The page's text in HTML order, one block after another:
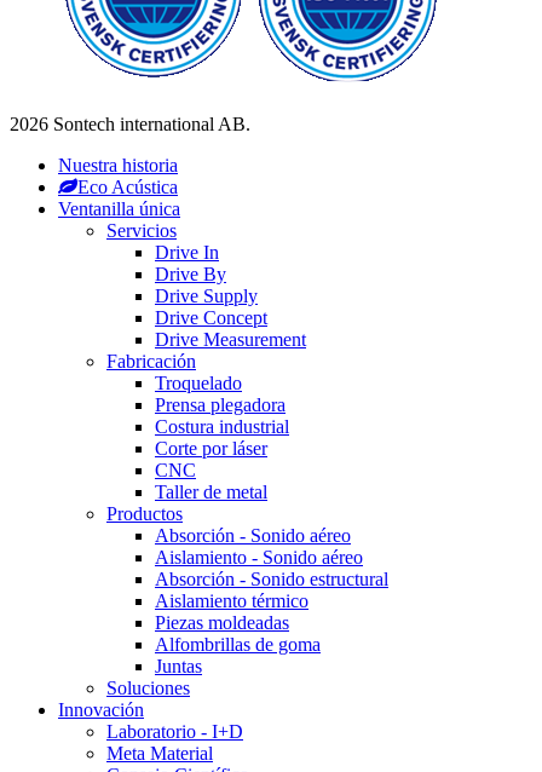
2026 Sontech international AB.
Nuestra historia
Eco Acústica
Ventanilla única
Servicios
Drive In
Drive By
Drive Supply
Drive Concept
Drive Measurement
Fabricación
Troquelado
Prensa plegadora
Costura industrial
Corte por láser
CNC
Taller de metal
Productos
Absorción - Sonido aéreo
Aislamiento - Sonido aéreo
Absorción - Sonido estructural
Aislamiento térmico
Piezas moldeadas
Alfombrillas de goma
Juntas
Soluciones
Innovación
Laboratorio - I+D
Meta Material